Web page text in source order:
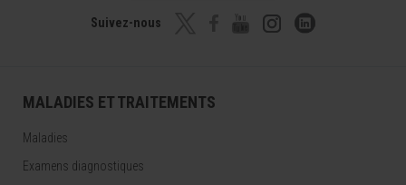
Suivez-nous
MALADIES ET TRAITEMENTS
Maladies
Examens diagnostiques